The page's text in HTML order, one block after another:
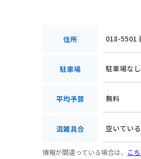
住所 018-5501
駐車場 駐車場なし
平均予算 無料
混雑具合 空いている
情報が間違っている場合は、 こ